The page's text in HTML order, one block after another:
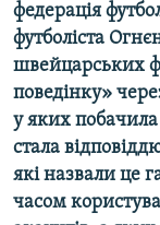
федерація
футболіста
швейцарських
поведінку»
у яких
стала
які назвали це
часом